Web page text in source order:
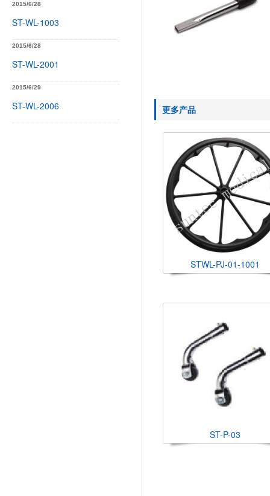
2015/6/28
ST-WL-1003
2015/6/28
ST-WL-2001
2015/6/29
ST-WL-2006 更多产品
STWL-PJ-01-1001
ST-P-03